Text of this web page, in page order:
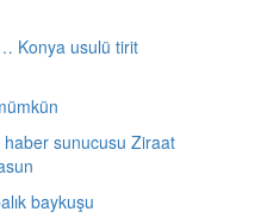
Konya usulü tirit
sunucusu Ziraat
baykuşu